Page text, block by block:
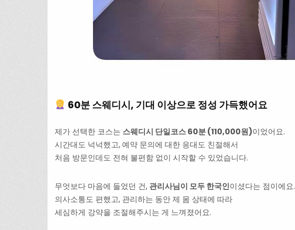
60분 스웨디시, 기대 이상으로 정성 가득했어요
제가 선택한 코스는 스웨디시 단일코스 60분 (110,000원)이었어요.
시간대도 넉넉했고, 예약 문의에 대한 응대도 친절해서
처음 방문인데도 전혀 불편함 없이 시작할 수 있었습니다.
무엇보다 마음에 들었던 건, 관리사님이 모두 한국인이셨다는 점이에요.
의사소통도 편했고, 관리하는 동안 제 몸 상태에 따라
세심하게 강약을 조절해주시는 게 느껴졌어요.